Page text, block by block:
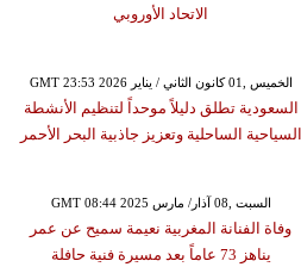
الاتحاد الأوروبي
GMT 23:53 2026 الخميس ,01 كانون الثاني / يناير
السعودية تطلق دليلاً موحداً لتنظيم الأنشطة
السياحية الساحلية وتعزيز جاذبية البحر الأحمر
GMT 08:44 2025 السبت ,08 آذار/ مارس
وفاة الفنانة المغربية نعيمة سميح عن عمر
يناهز 73 عاماً بعد مسيرة فنية حافلة